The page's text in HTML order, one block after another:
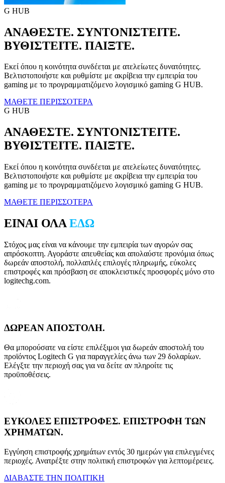
G HUB
ΑΝΑΘΕΣΤΕ. ΣΥΝΤΟΝΙΣΤΕΙΤΕ.
ΒΥΘΙΣΤΕΙΤΕ. ΠΑΙΞΤΕ.
Εκεί όπου η κοινότητα συνδέεται με ατελείωτες δυνατότητες.
Βελτιστοποιήστε και ρυθμίστε με ακρίβεια την εμπειρία του
gaming με το προγραμματιζόμενο λογισμικό gaming G HUB.
ΜΑΘΕΤΕ ΠΕΡΙΣΣΟΤΕΡΑ
G HUB
ΑΝΑΘΕΣΤΕ. ΣΥΝΤΟΝΙΣΤΕΙΤΕ.
ΒΥΘΙΣΤΕΙΤΕ. ΠΑΙΞΤΕ.
Εκεί όπου η κοινότητα συνδέεται με ατελείωτες δυνατότητες.
Βελτιστοποιήστε και ρυθμίστε με ακρίβεια την εμπειρία του
gaming με το προγραμματιζόμενο λογισμικό gaming G HUB.
ΜΑΘΕΤΕ ΠΕΡΙΣΣΟΤΕΡΑ
ΕΙΝΑΙ ΟΛΑ ΕΔΩ
Στόχος μας είναι να κάνουμε την εμπειρία των αγορών σας
απρόσκοπτη. Αγοράστε απευθείας και απολαύστε προνόμια όπως
δωρεάν αποστολή, πολλαπλές επιλογές πληρωμής, εύκολες
επιστροφές και πρόσβαση σε αποκλειστικές προσφορές μόνο στο
logitechg.com.
ΔΩΡΕΑΝ ΑΠΟΣΤΟΛΗ.
Θα μπορούσατε να είστε επιλέξιμοι για δωρεάν αποστολή του
προϊόντος Logitech G για παραγγελίες άνω των 29 δολαρίων.
Ελέγξτε την περιοχή σας για να δείτε αν πληροίτε τις
προϋποθέσεις.
ΕΥΚΟΛΕΣ ΕΠΙΣΤΡΟΦΕΣ. ΕΠΙΣΤΡΟΦΗ ΤΩΝ
ΧΡΗΜΑΤΩΝ.
Εγγύηση επιστροφής χρημάτων εντός 30 ημερών για επιλεγμένες
περιοχές. Ανατρέξτε στην πολιτική επιστροφών για λεπτομέρειες.
ΔΙΑΒΑΣΤΕ ΤΗΝ ΠΟΛΙΤΙΚΗ